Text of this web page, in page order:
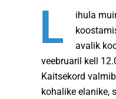
L
ihula
avalik
veebruaril kell
Kaitsekord
kohalike elanike,